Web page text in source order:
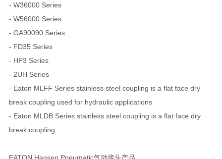
- W36000 Series
- W56000 Series
- GA90090 Series
- FD35 Series
- HP3 Series
- 2UH Series
- Eaton MLFF Series stainless steel coupling is a flat face dry
break coupling used for hydraulic applications
- Eaton MLDB Series stainless steel coupling is a flat face dry
break coupling
EATON Hansen Pneumatic气动接头产品